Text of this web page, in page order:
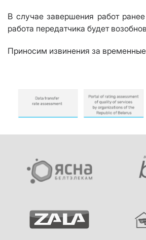
В случае завершения работ ранее
работа передатчика будет
Приносим извинения за